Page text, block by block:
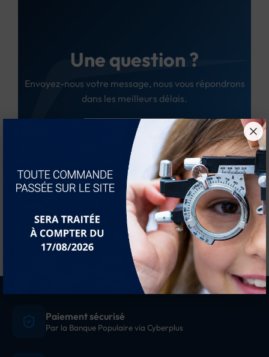
Une question ?
Envoyez-nous votre message, nous vous répondrons
dans les meilleurs délais.
Nous contacter
Paiement sécurisé
Par la Banque Populaire via Cyberplus